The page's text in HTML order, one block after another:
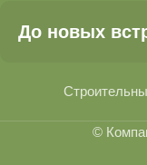
До новых
©